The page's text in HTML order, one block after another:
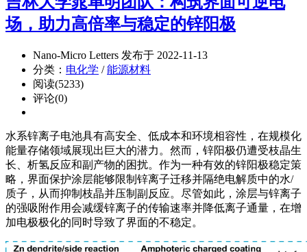
场，助力高倍率与稳定的锌阳极
Nano-Micro Letters 发布于 2022-11-13
分类： 电化学 /能源材料
阅读(5233)
评论(0)
水系锌离子电池具有高安全、低成本和环境相容性，在规模化
能量存储领域展现出巨大的潜力。然而，锌阳极仍遭受枝晶生
长、析氢反应和副产物的困扰。作为一种有效的锌阳极稳定策
略，界面保护涂层能够限制锌离子迁移并隔绝电解质中的水/
质子，从而抑制枝晶并压制副反应。尽管如此，涂层与锌离子
的强吸附作用会减缓锌离子的传输速率并降低离子通量，在增
加电极极化的同时导致了界面的不稳定。